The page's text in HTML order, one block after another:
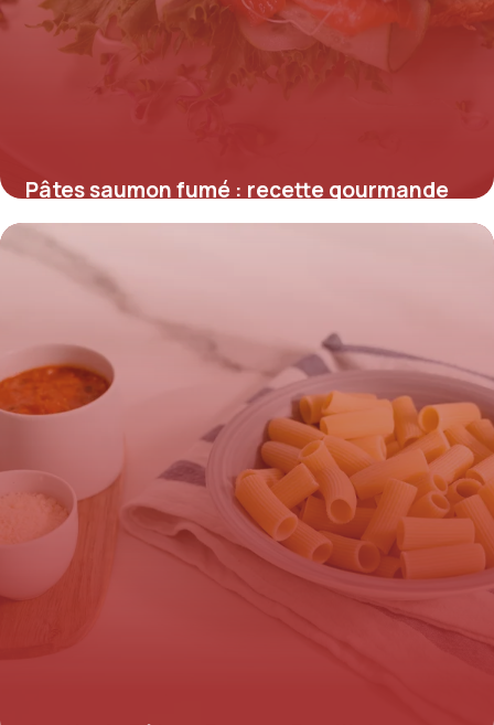
Pâtes saumon fumé : recette gourmande
rapide
25 mai 2026